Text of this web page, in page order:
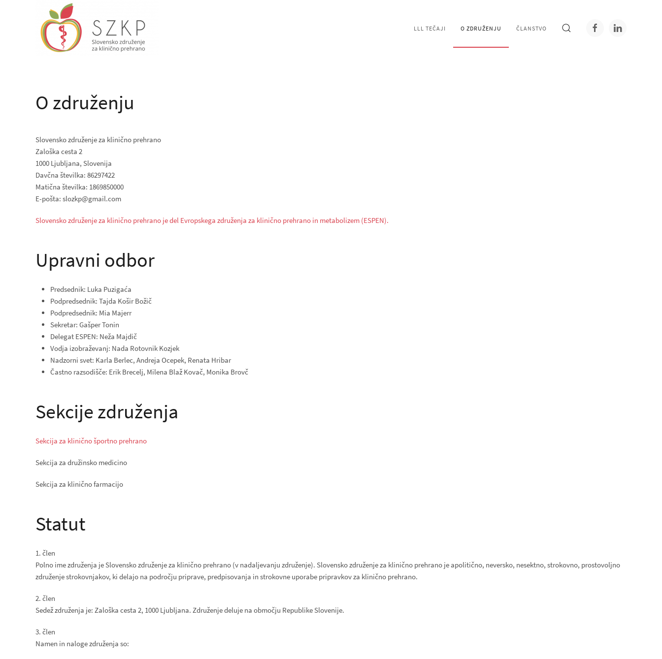
LLL TEČAJI O ZDRUŽENJU ČLANSTVO
O združenju
Slovensko združenje za klinično prehrano
Zaloška cesta 2
1000 Ljubljana, Slovenija
Davčna številka: 86297422
Matična številka: 1869850000
E-pošta: slozkp@gmail.com
Slovensko združenje za klinično prehrano je del Evropskega združenja za klinično prehrano in metabolizem (ESPEN).
Upravni odbor
Predsednik: Luka Puzigaća
Podpredsednik: Tajda Košir Božič
Podpredsednik: Mia Majerr
Sekretar: Gašper Tonin
Delegat ESPEN: Neža Majdič
Vodja izobraževanj: Nada Rotovnik Kozjek
Nadzorni svet: Karla Berlec, Andreja Ocepek, Renata Hribar
Častno razsodišče: Erik Brecelj, Milena Blaž Kovač, Monika Brovč
Sekcije združenja
Sekcija za klinično športno prehrano
Sekcija za družinsko medicino
Sekcija za klinično farmacijo
Statut
1. člen
Polno ime združenja je Slovensko združenje za klinično prehrano (v nadaljevanju združenje). Slovensko združenje za klinično prehrano je apolitično, neversko, nesektno, strokovno, prostovoljno
združenje strokovnjakov, ki delajo na področju priprave, predpisovanja in strokovne uporabe pripravkov za klinično prehrano.
2. člen
Sedež združenja je: Zaloška cesta 2, 1000 Ljubljana. Združenje deluje na območju Republike Slovenije.
3. člen
Namen in naloge združenja so: